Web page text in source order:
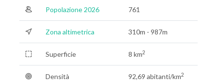
Popolazione 2026 761
Zona altimetrica 310m - 987m
Superficie 8 km2
Densità 92,69 abitanti/km2